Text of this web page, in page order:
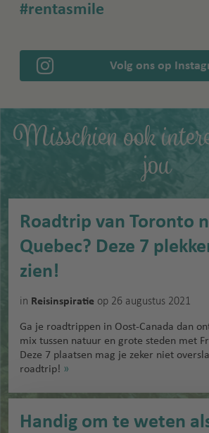
#rentasmile
Volg ons op
Misschien ook
jou
Roadtrip van Toronto
Quebec? Deze 7
zien!
in Reisinspiratie op 26 augustus 2021
Ga je roadtrippen in Oost-Canada dan
mix tussen natuur en grote steden met
Deze 7 plaatsen mag je zeker niet
roadtrip! »
Handig om te weten